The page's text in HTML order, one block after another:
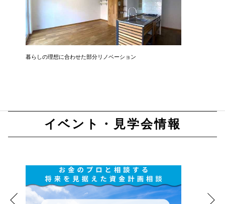
暮らしの理想に合わせた部分リノベーション
イベント・見学会情報